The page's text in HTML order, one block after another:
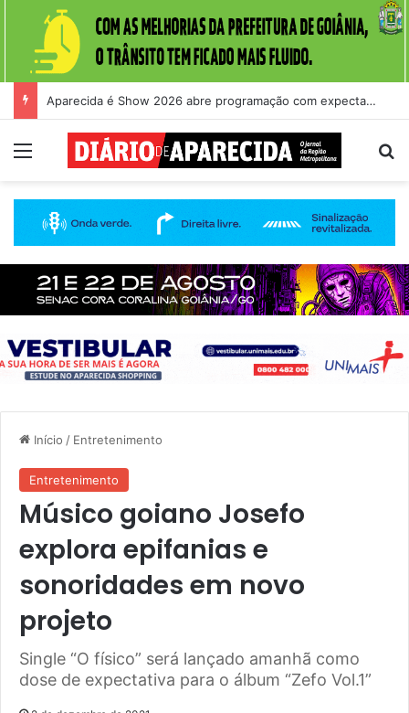
Aparecida é Show 2026 abre programação com expectativa de grande público nesta quinta-feira (6)
Menu
Início / Entretenimento
Entretenimento
Músico goiano Josefo
explora epifanias e
sonoridades em novo
projeto
Single “O físico” será lançado amanhã como
dose de expectativa para o álbum “Zefo Vol.1”